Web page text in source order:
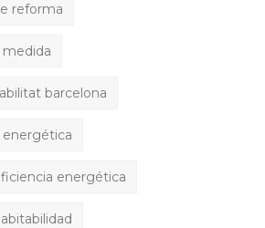
reforma
medida
barcelona
energética